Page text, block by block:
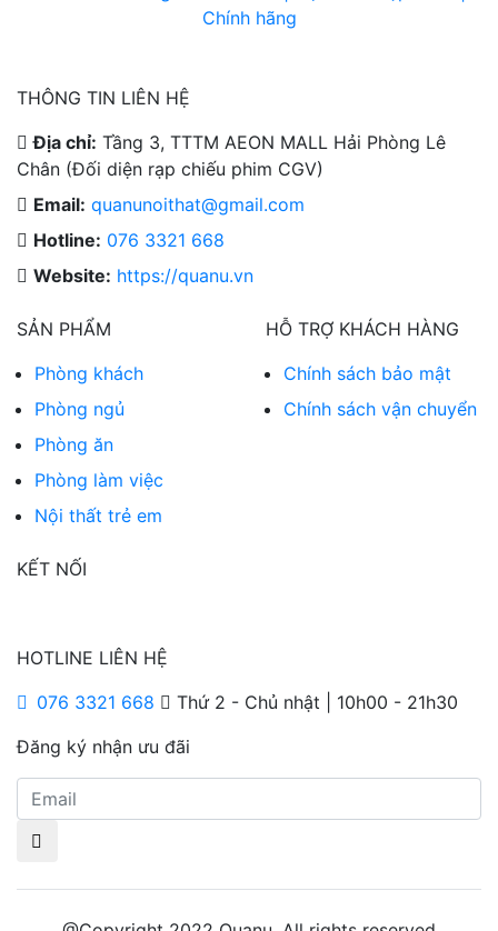
THÔNG TIN LIÊN HỆ
Địa chỉ: Tầng 3, TTTM AEON MALL Hải Phòng Lê
Chân (Đối diện rạp chiếu phim CGV)
Email: quanunoithat@gmail.com
Hotline: 076 3321 668
Website: https://quanu.vn
SẢN PHẨM
Phòng khách
Phòng ngủ
Phòng ăn
Phòng làm việc
Nội thất trẻ em
HỖ TRỢ KHÁCH HÀNG
Chính sách bảo mật
Chính sách vận chuyển
KẾT NỐI
HOTLINE LIÊN HỆ
076 3321 668
Thứ 2 - Chủ nhật | 10h00 - 21h30
Đăng ký nhận ưu đãi